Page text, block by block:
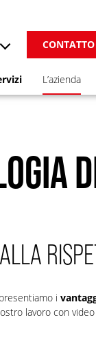
CONTATTO
L’azienda
i
lavoro con